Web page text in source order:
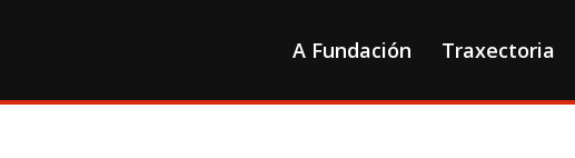
A Fundación Traxectoria